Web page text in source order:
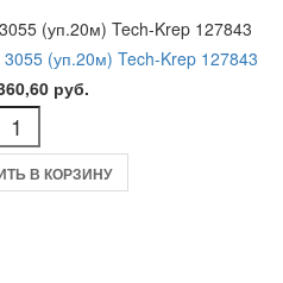
(уп.20м) Tech-Krep 127843
руб.
В КОРЗИНУ